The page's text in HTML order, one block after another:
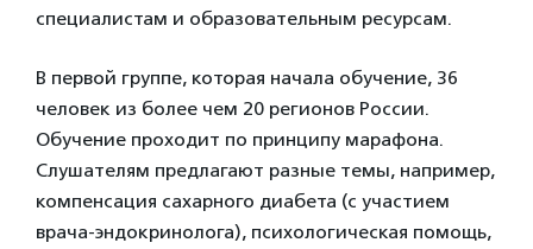
специалистам и образовательным ресурсам.
В первой группе, которая начала обучение, 36
человек из более чем 20 регионов России.
Обучение проходит по принципу марафона.
Слушателям предлагают разные темы, например,
компенсация сахарного диабета (с участием
врача-эндокринолога), психологическая помощь,